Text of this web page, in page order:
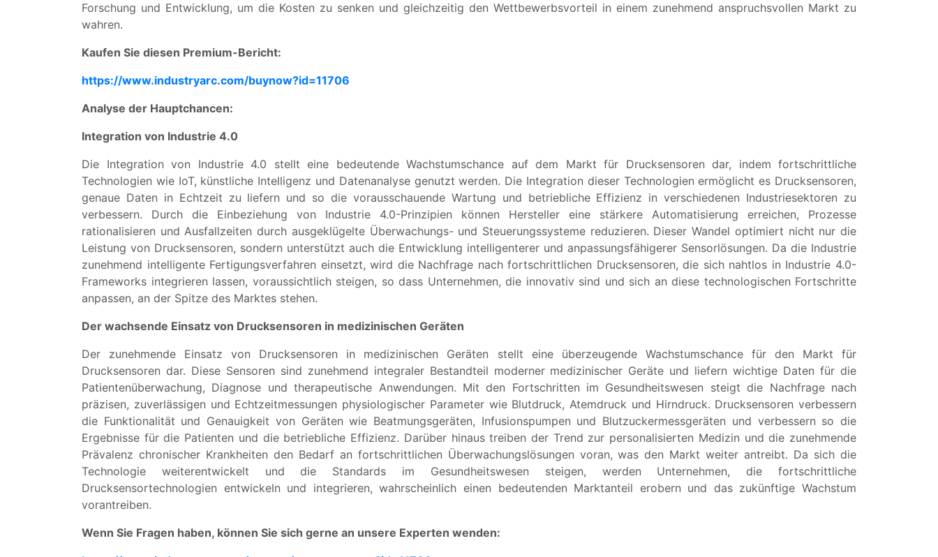
Forschung und Entwicklung, um die Kosten zu senken und gleichzeitig den Wettbewerbsvorteil in einem zunehmend anspruchsvollen Markt zu
wahren.
Kaufen Sie diesen Premium-Bericht:
https://www.industryarc.com/buynow?id=11706
Analyse der Hauptchancen:
Integration von Industrie 4.0
Die Integration von Industrie 4.0 stellt eine bedeutende Wachstumschance auf dem Markt für Drucksensoren dar, indem fortschrittliche
Technologien wie IoT, künstliche Intelligenz und Datenanalyse genutzt werden. Die Integration dieser Technologien ermöglicht es Drucksensoren,
genaue Daten in Echtzeit zu liefern und so die vorausschauende Wartung und betriebliche Effizienz in verschiedenen Industriesektoren zu
verbessern. Durch die Einbeziehung von Industrie 4.0-Prinzipien können Hersteller eine stärkere Automatisierung erreichen, Prozesse
rationalisieren und Ausfallzeiten durch ausgeklügelte Überwachungs- und Steuerungssysteme reduzieren. Dieser Wandel optimiert nicht nur die
Leistung von Drucksensoren, sondern unterstützt auch die Entwicklung intelligenterer und anpassungsfähigerer Sensorlösungen. Da die Industrie
zunehmend intelligente Fertigungsverfahren einsetzt, wird die Nachfrage nach fortschrittlichen Drucksensoren, die sich nahtlos in Industrie 4.0-
Frameworks integrieren lassen, voraussichtlich steigen, so dass Unternehmen, die innovativ sind und sich an diese technologischen Fortschritte
anpassen, an der Spitze des Marktes stehen.
Der wachsende Einsatz von Drucksensoren in medizinischen Geräten
Der zunehmende Einsatz von Drucksensoren in medizinischen Geräten stellt eine überzeugende Wachstumschance für den Markt für
Drucksensoren dar. Diese Sensoren sind zunehmend integraler Bestandteil moderner medizinischer Geräte und liefern wichtige Daten für die
Patientenüberwachung, Diagnose und therapeutische Anwendungen. Mit den Fortschritten im Gesundheitswesen steigt die Nachfrage nach
präzisen, zuverlässigen und Echtzeitmessungen physiologischer Parameter wie Blutdruck, Atemdruck und Hirndruck. Drucksensoren verbessern
die Funktionalität und Genauigkeit von Geräten wie Beatmungsgeräten, Infusionspumpen und Blutzuckermessgeräten und verbessern so die
Ergebnisse für die Patienten und die betriebliche Effizienz. Darüber hinaus treiben der Trend zur personalisierten Medizin und die zunehmende
Prävalenz chronischer Krankheiten den Bedarf an fortschrittlichen Überwachungslösungen voran, was den Markt weiter antreibt. Da sich die
Technologie weiterentwickelt und die Standards im Gesundheitswesen steigen, werden Unternehmen, die fortschrittliche
Drucksensortechnologien entwickeln und integrieren, wahrscheinlich einen bedeutenden Marktanteil erobern und das zukünftige Wachstum
vorantreiben.
Wenn Sie Fragen haben, können Sie sich gerne an unsere Experten wenden: